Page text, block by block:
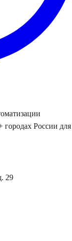
городах России для
29